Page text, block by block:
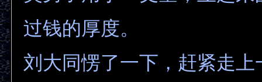
过钱的厚度。
刘大同愣了一下，赶紧走上